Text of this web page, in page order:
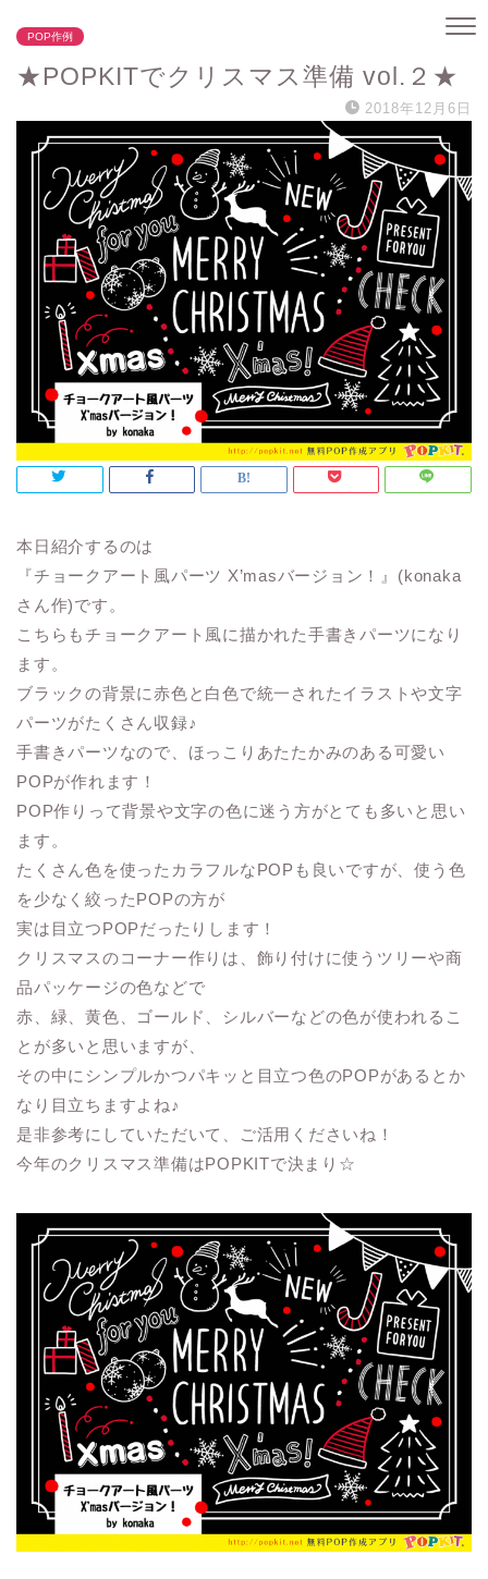
POP作例
★POPKITでクリスマス準備 vol.２★
2018年12月6日
本日紹介するのは
『チョークアート風パーツ X’masバージョン！』(konaka
さん作)です。
こちらもチョークアート風に描かれた手書きパーツになり
ます。
ブラックの背景に赤色と白色で統一されたイラストや文字
パーツがたくさん収録♪
手書きパーツなので、ほっこりあたたかみのある可愛い
POPが作れます！
POP作りって背景や文字の色に迷う方がとても多いと思い
ます。
たくさん色を使ったカラフルなPOPも良いですが、使う色
を少なく絞ったPOPの方が
実は目立つPOPだったりします！
クリスマスのコーナー作りは、飾り付けに使うツリーや商
品パッケージの色などで
赤、緑、黄色、ゴールド、シルバーなどの色が使われるこ
とが多いと思いますが、
その中にシンプルかつパキッと目立つ色のPOPがあるとか
なり目立ちますよね♪
是非参考にしていただいて、ご活用くださいね！
今年のクリスマス準備はPOPKITで決まり☆